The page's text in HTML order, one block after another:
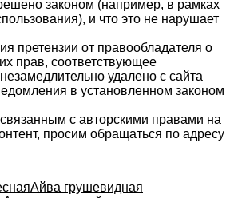
законом (например, в рамках
и что это не нарушает
претензии от правообладателя о
прав, соответствующее
удалено с сайта
в установленном законом
с авторскими правами на
просим обращаться по адресу
Айва грушевидная